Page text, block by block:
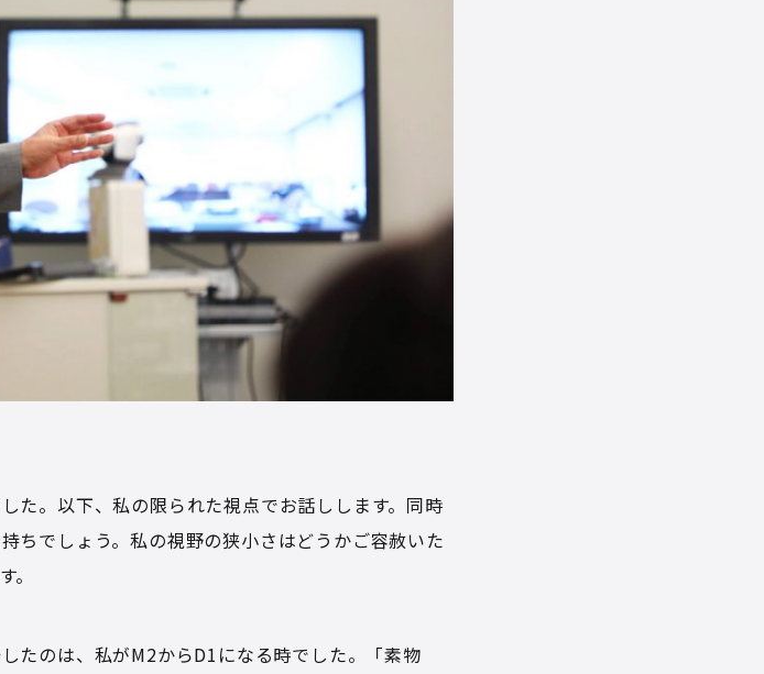
た。以下、私の限られた視点でお話しします。同時
ちでしょう。私の視野の狭小さはどうかご容赦いた
たのは、私がM2からD1になる時でした。「素物